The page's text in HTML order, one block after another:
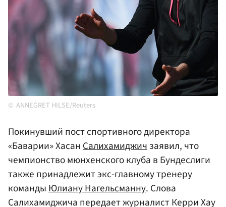
ANNEGRET HILSE/Reuters
Покинувший пост спортивного директора
«Баварии» ХасанСалихамиджичзаявил, что
чемпионство мюнхенского клуба в Бундеслиги
также принадлежит экс-главному тренеру
командыЮлиану Нагельсманну. Слова
Салихамиджича передает журналист Керри Хау